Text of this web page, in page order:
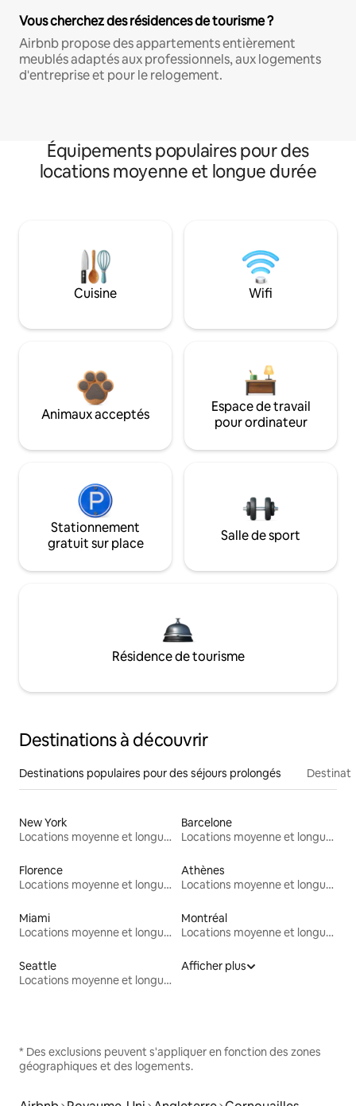
Vous cherchez des résidences de tourisme ?
Airbnb propose des appartements entièrement
meublés adaptés aux professionnels, aux logements
d'entreprise et pour le relogement.
Équipements populaires pour des
locations moyenne et longue durée
Cuisine Wifi
Animaux acceptés
Espace de travail
pour ordinateur
Stationnement
gratuit sur place
Salle de sport
Résidence de tourisme
Destinations à découvrir
Destinations populaires pour des séjours prolongés
New York
Locations moyenne et longue durée
Barcelone
Locations moyenne et longue durée
Florence
Locations moyenne et longue durée
Athènes
Locations moyenne et longue durée
Miami
Locations moyenne et longue durée
Montréal
Locations moyenne et longue durée
Seattle
Locations moyenne et longue durée
Afficher plus
* Des exclusions peuvent s'appliquer en fonction des zones
géographiques et des logements.